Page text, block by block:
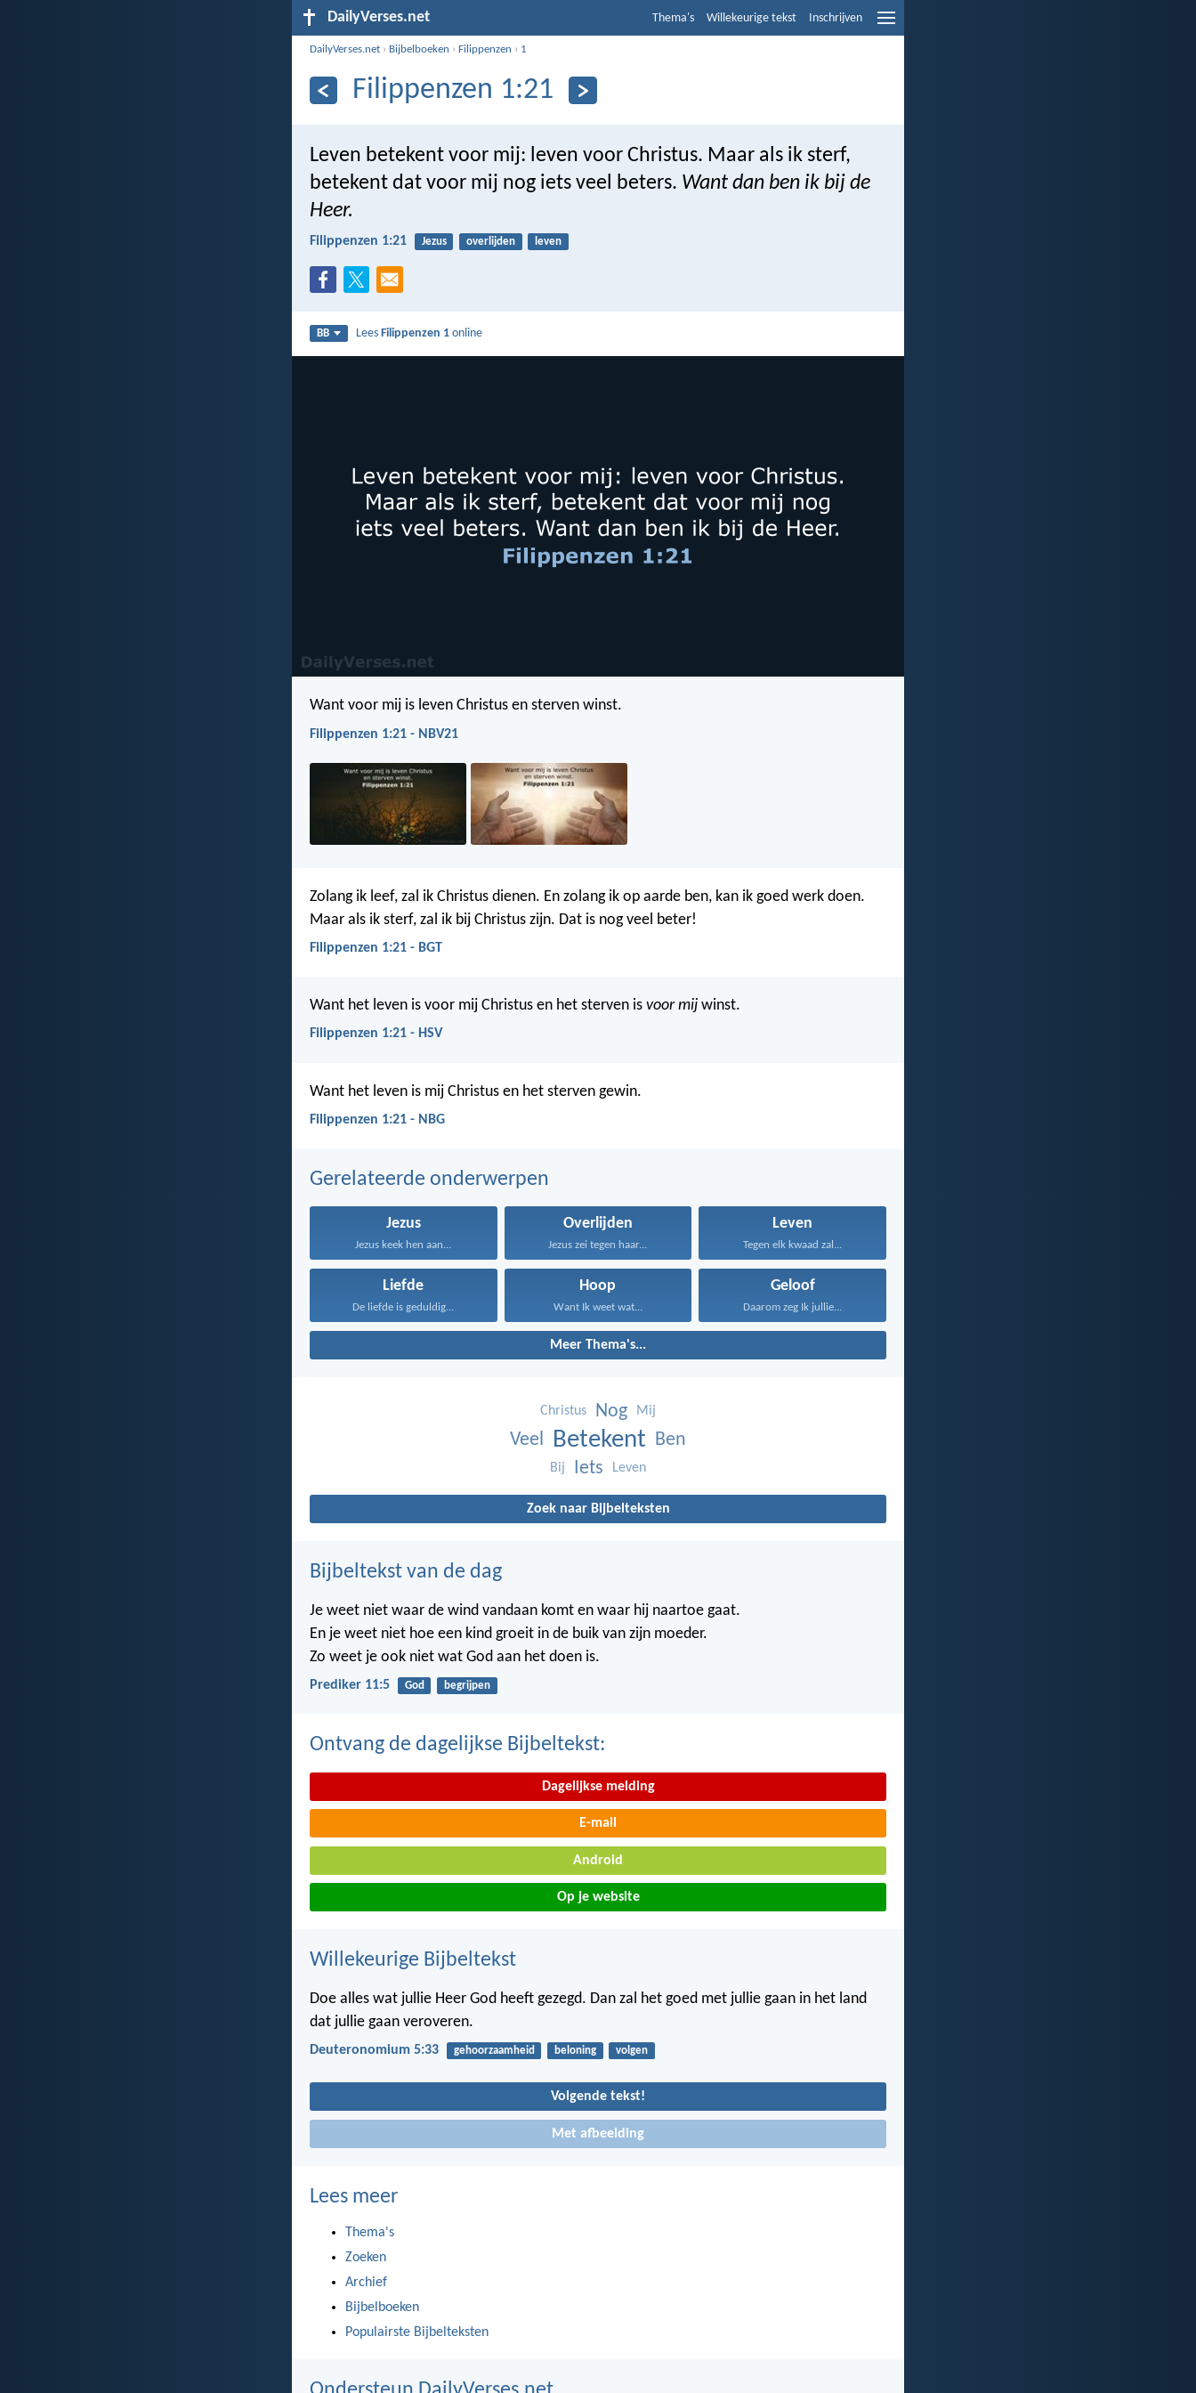
DailyVerses.net Thema's Willekeurige tekst Inschrijven
DailyVerses.net › Bijbelboeken ›Filippenzen › 1
Filippenzen 1:21
Leven betekent voor mij: leven voor Christus. Maar als ik sterf,
betekent dat voor mij nog iets veel beters. Want dan ben ik bij de
Heer.
Filippenzen 1:21 Jezus overlijden leven
BB LeesFilippenzen 1 online
Want voor mij is leven Christus en sterven winst.
Filippenzen 1:21 - NBV21
Zolang ik leef, zal ik Christus dienen. En zolang ik op aarde ben, kan ik goed werk doen.
Maar als ik sterf, zal ik bij Christus zijn. Dat is nog veel beter!
Filippenzen 1:21 - BGT
Want het leven is voor mij Christus en het sterven is voor mij winst.
Filippenzen 1:21 - HSV
Want het leven is mij Christus en het sterven gewin.
Filippenzen 1:21 - NBG
Gerelateerde onderwerpen
Jezus
Jezus keek hen aan...
Overlijden
Jezus zei tegen haar...
Leven
Tegen elk kwaad zal...
Liefde
De liefde is geduldig...
Hoop
Want Ik weet wat...
Geloof
Daarom zeg Ik jullie...
Meer Thema's...
Christus Nog Mij
Veel Betekent Ben
Bij Iets Leven
Zoek naar Bijbelteksten
Bijbeltekst van de dag
Je weet niet waar de wind vandaan komt en waar hij naartoe gaat.
En je weet niet hoe een kind groeit in de buik van zijn moeder.
Zo weet je ook niet wat God aan het doen is.
Prediker 11:5 God begrijpen
Ontvang de dagelijkse Bijbeltekst:
Dagelijkse melding
E-mail
Android
Op je website
Willekeurige Bijbeltekst
Doe alles wat jullie Heer God heeft gezegd. Dan zal het goed met jullie gaan in het land
dat jullie gaan veroveren.
Deuteronomium 5:33 gehoorzaamheid beloning volgen
Volgende tekst!
Met afbeelding
Lees meer
Thema's
Zoeken
Archief
Bijbelboeken
Populairste Bijbelteksten